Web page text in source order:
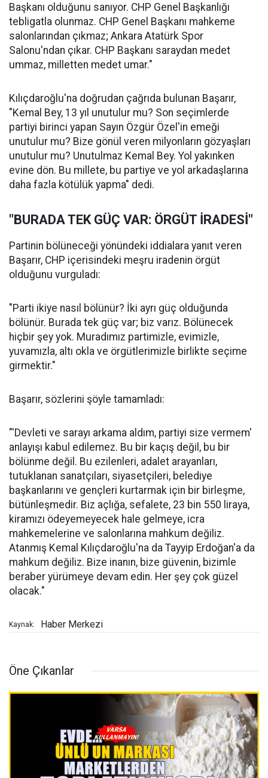
Başkanı olduğunu sanıyor. CHP Genel Başkanlığı
tebligatla olunmaz. CHP Genel Başkanı mahkeme
salonlarından çıkmaz; Ankara Atatürk Spor
Salonu'ndan çıkar. CHP Başkanı saraydan medet
ummaz, milletten medet umar."
Kılıçdaroğlu'na doğrudan çağrıda bulunan Başarır,
"Kemal Bey, 13 yıl unutulur mu? Son seçimlerde
partiyi birinci yapan Sayın Özgür Özel'in emeği
unutulur mu? Bize gönül veren milyonların gözyaşları
unutulur mu? Unutulmaz Kemal Bey. Yol yakınken
evine dön. Bu millete, bu partiye ve yol arkadaşlarına
daha fazla kötülük yapma" dedi.
"BURADA TEK GÜÇ VAR: ÖRGÜT İRADESİ"
Partinin bölüneceği yönündeki iddialara yanıt veren
Başarır, CHP içerisindeki meşru iradenin örgüt
olduğunu vurguladı:
"Parti ikiye nasıl bölünür? İki ayrı güç olduğunda
bölünür. Burada tek güç var; biz varız. Bölünecek
hiçbir şey yok. Muradımız partimizle, evimizle,
yuvamızla, altı okla ve örgütlerimizle birlikte seçime
girmektir."
Başarır, sözlerini şöyle tamamladı:
"'Devleti ve sarayı arkama aldım, partiyi size vermem'
anlayışı kabul edilemez. Bu bir kaçış değil, bu bir
bölünme değil. Bu ezilenleri, adalet arayanları,
tutuklanan sanatçıları, siyasetçileri, belediye
başkanlarını ve gençleri kurtarmak için bir birleşme,
bütünleşmedir. Biz açlığa, sefalete, 23 bin 550 liraya,
kiramızı ödeyemeyecek hale gelmeye, icra
mahkemelerine ve salonlarına mahkum değiliz.
Atanmış Kemal Kılıçdaroğlu'na da Tayyip Erdoğan'a da
mahkum değiliz. Bize inanın, bize güvenin, bizimle
beraber yürümeye devam edin. Her şey çok güzel
olacak."
Kaynak: Haber Merkezi
Öne Çıkanlar